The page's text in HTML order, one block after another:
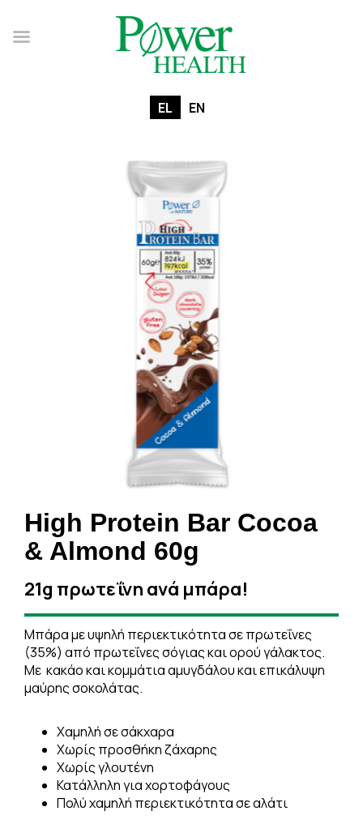
EL EN
High Protein Bar Cocoa
& Almond 60g
21g πρωτεΐνη ανά μπάρα!
Μπάρα με υψηλή περιεκτικότητα σε πρωτεΐνες
(35%) από πρωτεΐνες σόγιας και ορού γάλακτος.
Με κακάο και κομμάτια αμυγδάλου και επικάλυψη
μαύρης σοκολάτας.
Χαμηλή σε σάκχαρα
Χωρίς προσθήκη ζάχαρης
Χωρίς γλουτένη
Κατάλληλη για χορτοφάγους
Πολύ χαμηλή περιεκτικότητα σε αλάτι